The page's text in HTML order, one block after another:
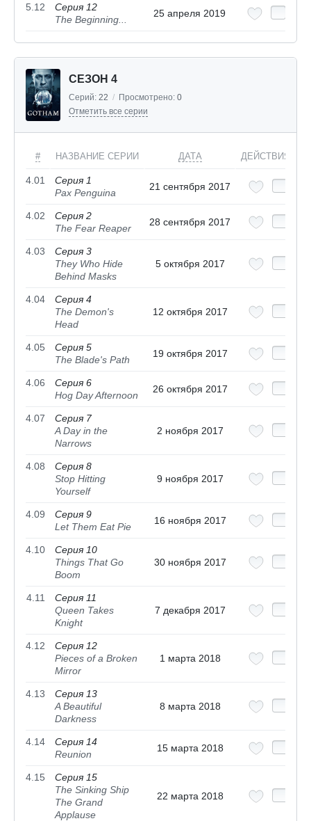
5.12
Серия 12
The Beginning...
25 апреля 2019
СЕЗОН 4
Серий: 22 / Просмотрено: 0
Отметить все серии
# НАЗВАНИЕ СЕРИИ ДАТА ДЕЙСТВИЯ
4.01
Серия 1
Pax Penguina
21 сентября 2017
4.02
Серия 2
The Fear Reaper
28 сентября 2017
4.03
Серия 3
They Who Hide
Behind Masks
5 октября 2017
4.04
Серия 4
The Demon's
Head
12 октября 2017
4.05
Серия 5
The Blade's Path
19 октября 2017
4.06
Серия 6
Hog Day Afternoon
26 октября 2017
4.07
Серия 7
A Day in the
Narrows
2 ноября 2017
4.08
Серия 8
Stop Hitting
Yourself
9 ноября 2017
4.09
Серия 9
Let Them Eat Pie
16 ноября 2017
4.10
Серия 10
Things That Go
Boom
30 ноября 2017
4.11
Серия 11
Queen Takes
Knight
7 декабря 2017
4.12
Серия 12
Pieces of a Broken
Mirror
1 марта 2018
4.13
Серия 13
A Beautiful
Darkness
8 марта 2018
4.14
Серия 14
Reunion
15 марта 2018
4.15
Серия 15
The Sinking Ship
The Grand
Applause
22 марта 2018